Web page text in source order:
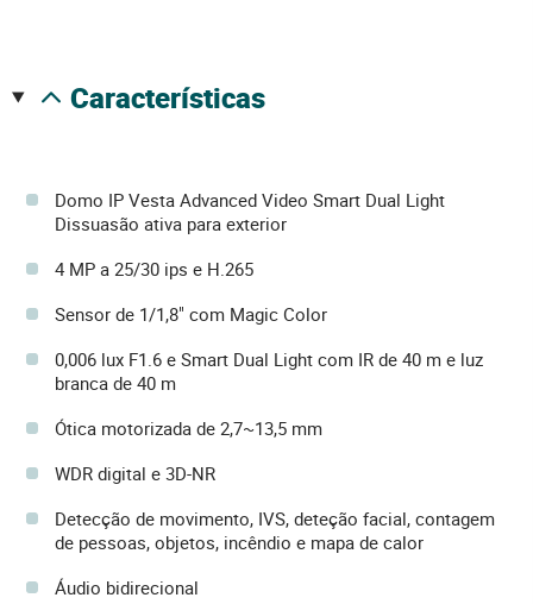
características
Domo IP Vesta Advanced Video Smart Dual Light
Dissuasão ativa para exterior
4 MP a 25/30 ips e H.265
Sensor de 1/1,8" com Magic Color
0,006 lux F1.6 e Smart Dual Light com IR de 40 m e luz
branca de 40 m
Ótica motorizada de 2,7~13,5 mm
WDR digital e 3D-NR
Detecção de movimento, IVS, deteção facial, contagem
de pessoas, objetos, incêndio e mapa de calor
Áudio bidirecional